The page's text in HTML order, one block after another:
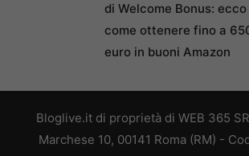
di Welcome Bonus: ecco
come ottenere fino a
euro in buoni Amazon
Bloglive.it di proprietà di WEB 365
Marchese 10, 00141 Roma (RM) -